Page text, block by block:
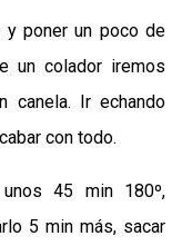
y poner un poco de
un colador iremos
canela. Ir echando
con todo.
45 min 180º,
5 min más, sacar